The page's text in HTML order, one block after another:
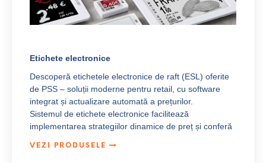
Etichete electronice
Descoperă etichetele electronice de raft (ESL) oferite
de PSS – soluții moderne pentru retail, cu software
integrat și actualizare automată a prețurilor.
Sistemul de etichete electronice facilitează
implementarea strategiilor dinamice de preț și conferă
VEZI PRODUSELE